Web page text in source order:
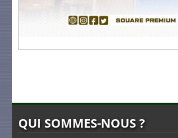
QUI SOMMES-NOUS ?